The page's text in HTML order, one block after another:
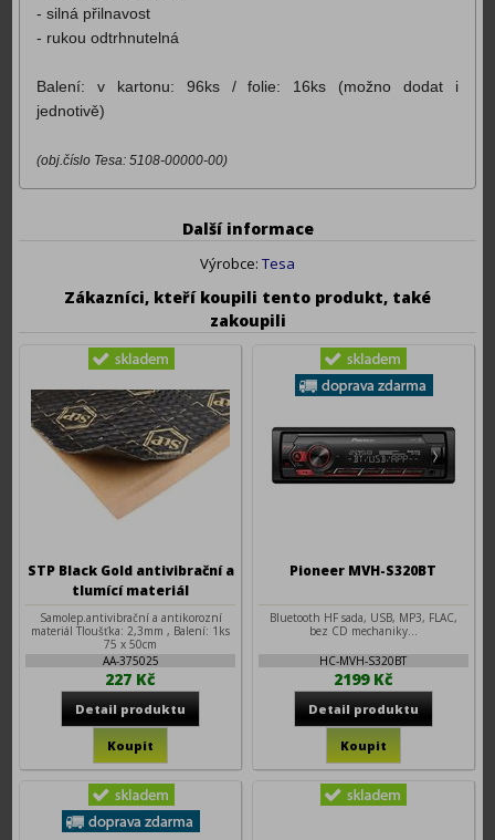
- silná přilnavost
- rukou odtrhnutelná
Balení: v kartonu: 96ks / folie: 16ks (možno dodat i
jednotivě)
(obj.číslo Tesa: 5108-00000-00)
Další informace
Výrobce: Tesa
Zákazníci, kteří koupili tento produkt, také
zakoupili
STP Black Gold antivibrační a
tlumící materiál
Samolep.antivibrační a antikorozní
materiál Tloušťka: 2,3mm , Balení: 1ks
75 x 50cm
AA-375025
227 Kč
Pioneer MVH-S320BT
Bluetooth HF sada, USB, MP3, FLAC,
bez CD mechaniky...
HC-MVH-S320BT
2199 Kč